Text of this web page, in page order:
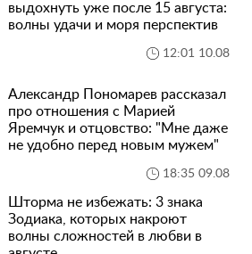
выдохнуть уже после 15 августа:
волны удачи и моря перспектив
12:01 10.08
Александр Пономарев рассказал
про отношения с Марией
Яремчук и отцовство: "Мне даже
не удобно перед новым мужем"
18:35 09.08
Шторма не избежать: 3 знака
Зодиака, которых накроют
волны сложностей в любви в